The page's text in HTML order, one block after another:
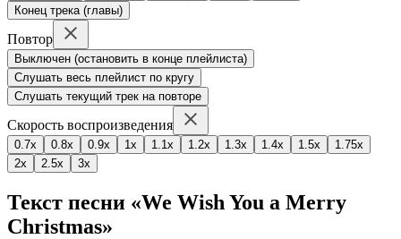
Конец трека (главы)
Повтор
Выключен (остановить в конце плейлиста)
Слушать весь плейлист по кругу
Слушать текущий трек на повторе
Скорость воспроизведения
0.7x 0.8x 0.9x 1x 1.1x 1.2x 1.3x 1.4x 1.5x
1.75x
2x
2.5x 3x
Текст песни «We Wish You a Merry
Christmas»